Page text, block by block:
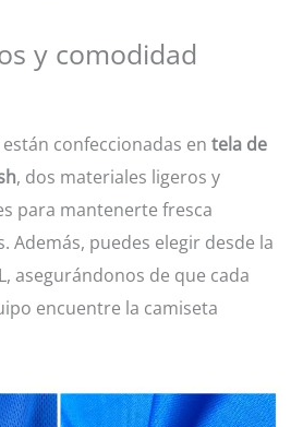
y comodidad
confeccionadas en tela de
, dos materiales ligeros y
para mantenerte fresca
Además, puedes elegir desde la
asegurándonos de que cada
encuentre la camiseta